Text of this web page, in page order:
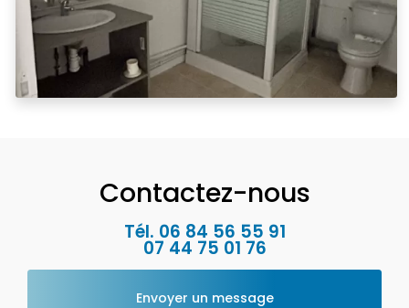
Contactez-nous
Tél. 06 84 56 55 91
07 44 75 01 76
Envoyer un message